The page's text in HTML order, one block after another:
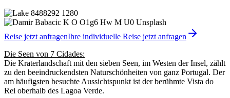
Reise jetzt anfragenIhre individuelle Reise jetzt anfragen
Die Seen von 7 Cidades:
Die Kraterlandschaft mit den sieben Seen, im Westen der Insel, zählt
zu den beeindruckendsten Naturschönheiten von ganz Portugal. Der
am häufigsten besuchte Aussichtspunkt ist der berühmte Vista do
Rei oberhalb des Lagoa Verde.